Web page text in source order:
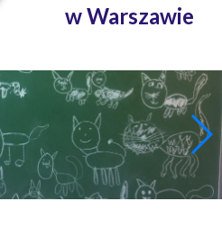
w Warszawie